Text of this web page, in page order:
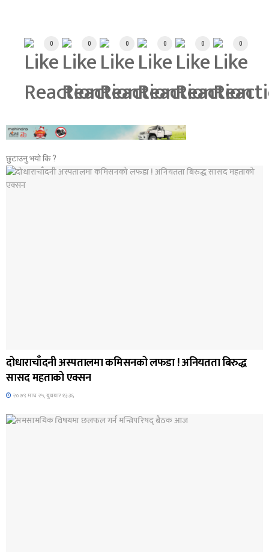
0 0 0 0 0 0
छुटाउनु भयो कि ?
दोधाराचाँदनी अस्पतालमा कमिसनको लफडा ! अनियतता बिरुद्ध
सासद महताको एक्सन
२०७९ माघ २५, बुधबार १३:३६